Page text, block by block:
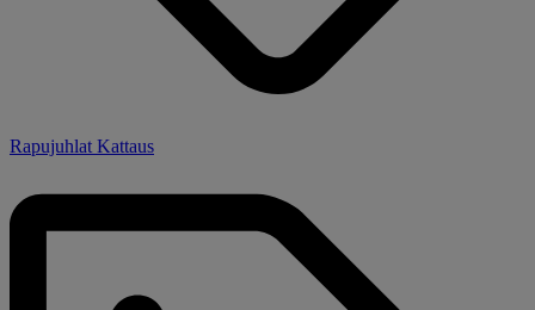
Rapujuhlat Kattaus